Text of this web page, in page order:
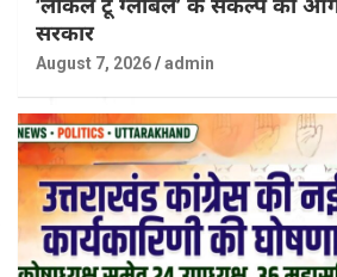
सरकार
August 7, 2026 admin